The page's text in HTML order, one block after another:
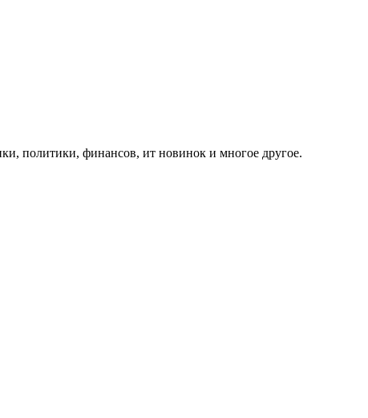
политики, финансов, ит новинок и многое другое.